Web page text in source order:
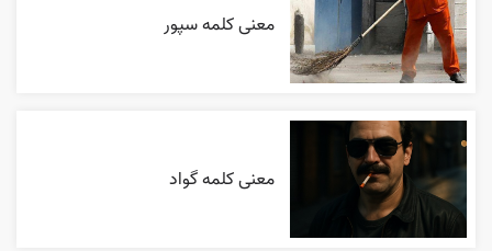
معنی کلمه سپور
معنی کلمه گواد